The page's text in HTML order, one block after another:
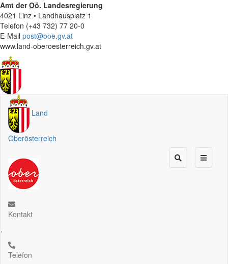
Amt derOö. Landesregierung
4021 Linz • Landhausplatz 1
Telefon (+43 732) 77 20-0
E-Mail post@ooe.gv.at
www.land-oberoesterreich.gv.at
Land
Oberösterreich
Kontakt
.
Telefon